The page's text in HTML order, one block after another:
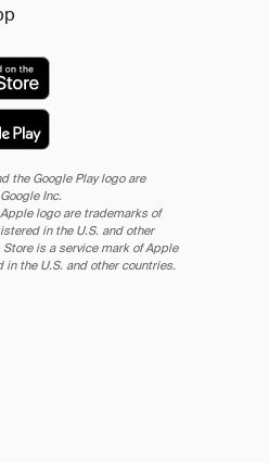
the Google Play logo are
Inc.
logo are trademarks of
in the U.S. and other
is a service mark of Apple
in the U.S. and other countries.